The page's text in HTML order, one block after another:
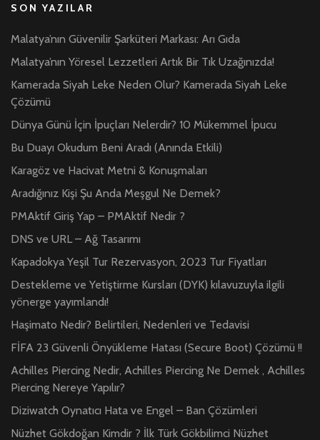
SON YAZILAR
Malatya’nın Güvenilir Şarküteri Markası: Arı Gıda
Malatya’nın Yöresel Lezzetleri Artık Bir Tık Uzağınızda!
Kamerada Siyah Leke Neden Olur? Kamerada Siyah Leke
Çözümü
Dünya Günü İçin İpuçları Nelerdir? 10 Mükemmel İpucu
Bu Duayı Okudum Beni Aradı (Anında Etkili)
Karagöz ve Hacivat Metni & Konuşmaları
Aradığınız Kişi Şu Anda Meşgul Ne Demek?
PMAktif Giriş Yap – PMAktif Nedir ?
DNS ve URL – Ağ Tasarımı
Kapadokya Yeşil Tur Rezervasyon, 2023 Tur Fiyatları
Destekleme ve Yetiştirme Kursları (DYK) kılavuzuyla ilgili
yönerge yayımlandı!
Haşimato Nedir? Belirtileri, Nedenleri ve Tedavisi
FİFA 23 Güvenli Önyükleme Hatası (Secure Boot) Çözümü !!
Achilles Piercing Nedir, Achilles Piercing Ne Demek , Achilles
Piercing Nereye Yapılır?
Diziwatch Oynatıcı Hata ve Engel – Ban Çözümleri
Nüzhet Gökdoğan Kimdir ? İlk Türk Gökbilimci Nüzhet